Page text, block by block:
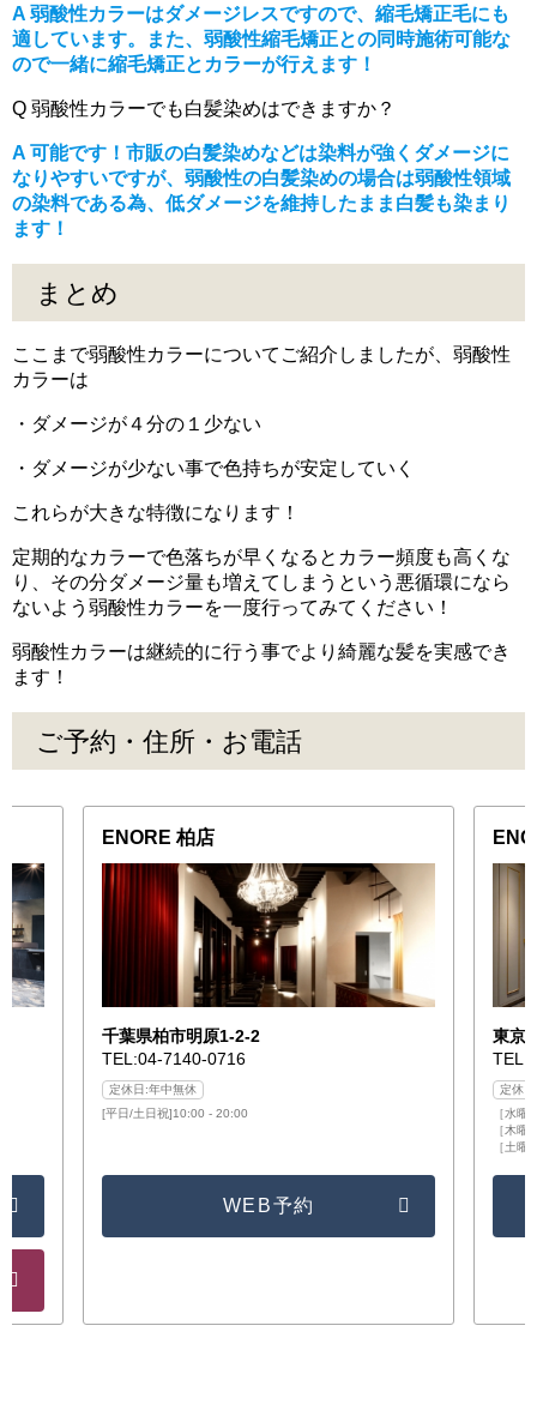
A 弱酸性カラーはダメージレスですので、縮毛矯正毛にも
適しています。また、弱酸性縮毛矯正との同時施術可能な
ので一緒に縮毛矯正とカラーが行えます！
Q 弱酸性カラーでも白髪染めはできますか？
A 可能です！市販の白髪染めなどは染料が強くダメージに
なりやすいですが、弱酸性の白髪染めの場合は弱酸性領域
の染料である為、低ダメージを維持したまま白髪も染まり
ます！
まとめ
ここまで弱酸性カラーについてご紹介しましたが、弱酸性
カラーは
・ダメージが４分の１少ない
・ダメージが少ない事で色持ちが安定していく
これらが大きな特徴になります！
定期的なカラーで色落ちが早くなるとカラー頻度も高くな
り、その分ダメージ量も増えてしまうという悪循環になら
ないよう弱酸性カラーを一度行ってみてください！
弱酸性カラーは継続的に行う事でより綺麗な髪を実感でき
ます！
ご予約・住所・お電話
ENORE 柏店
千葉県柏市明原1-2-2
TEL:04-7140-0716
定休日:年中無休
[平日/土日祝]10:00 - 20:00
WEB予約
東京
定休
［水
［木
［土